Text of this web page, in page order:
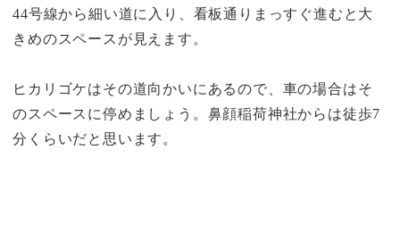
44号線から細い道に入り、看板通りまっすぐ進むと大
きめのスペースが見えます。
ヒカリゴケはその道向かいにあるので、車の場合はそ
のスペースに停めましょう。鼻顔稲荷神社からは徒歩7
分くらいだと思います。